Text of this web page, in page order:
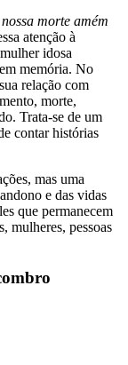
morte amém
atenção à
idosa
memória. No
relação com
morte,
Trata-se de um
contar histórias
mas uma
e das vidas
que permanecem
mulheres, pessoas